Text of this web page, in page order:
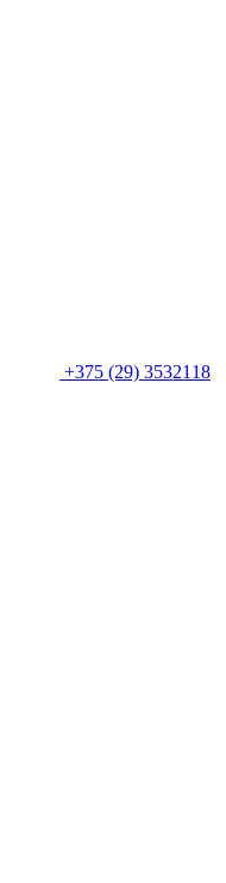
+375 (29) 3532118